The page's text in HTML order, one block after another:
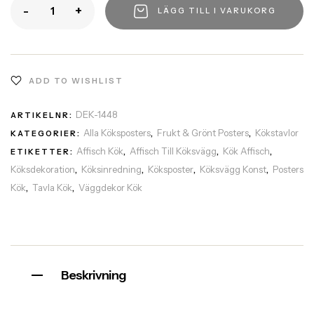
- + LÄGG TILL I VARUKORG
ADD TO WISHLIST
ARTIKELNR: DEK-1448
KATEGORIER: Alla Köksposters, Frukt & Grönt Posters, Kökstavlor
ETIKETTER: Affisch Kök, Affisch Till Köksvägg, Kök Affisch,
Köksdekoration, Köksinredning, Köksposter, Köksvägg Konst, Posters
Kök, Tavla Kök, Väggdekor Kök
Beskrivning